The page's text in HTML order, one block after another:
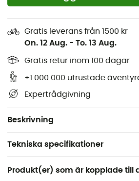
Gratis leverans från 1500 kr
On. 12 Aug. - To. 13 Aug.
Gratis retur inom 100 dagar
+1 000 000 utrustade
Expertrådgivning
Beskrivning
Andra lagret: Dun, Primaloft...
Återställer vattenavvisningen
Bevarar fylligheten
Utan PFC (perfluorkarbon)
Utan aerosoler
Alla NST-produkter är Made in
Alla förpackningar är
Volym: 250 ml
Tekniska specifikationer
Rekommenderad för
Vandring / Vandring / Resa / Den
Produkt(er) som är kopplade till